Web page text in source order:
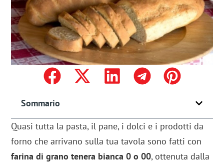
Sommario
Quasi tutta la pasta, il pane, i dolci e i prodotti da
forno che arrivano sulla tua tavola sono fatti con
farina di grano tenera bianca 0 o 00, ottenuta dalla